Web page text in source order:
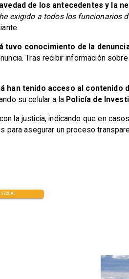
de los antecedentes y la
exigido a todos los funcionarios
tuvo conocimiento de la
Tras recibir información
han tenido acceso al contenido
su celular a la Policía de
la justicia, indicando que en
para asegurar un proceso
SEXUAL